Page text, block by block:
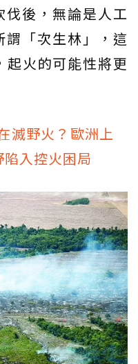
後，無論是人工
「次生林」，這
火的可能性將更
滅野火？歐洲上
入控火困局